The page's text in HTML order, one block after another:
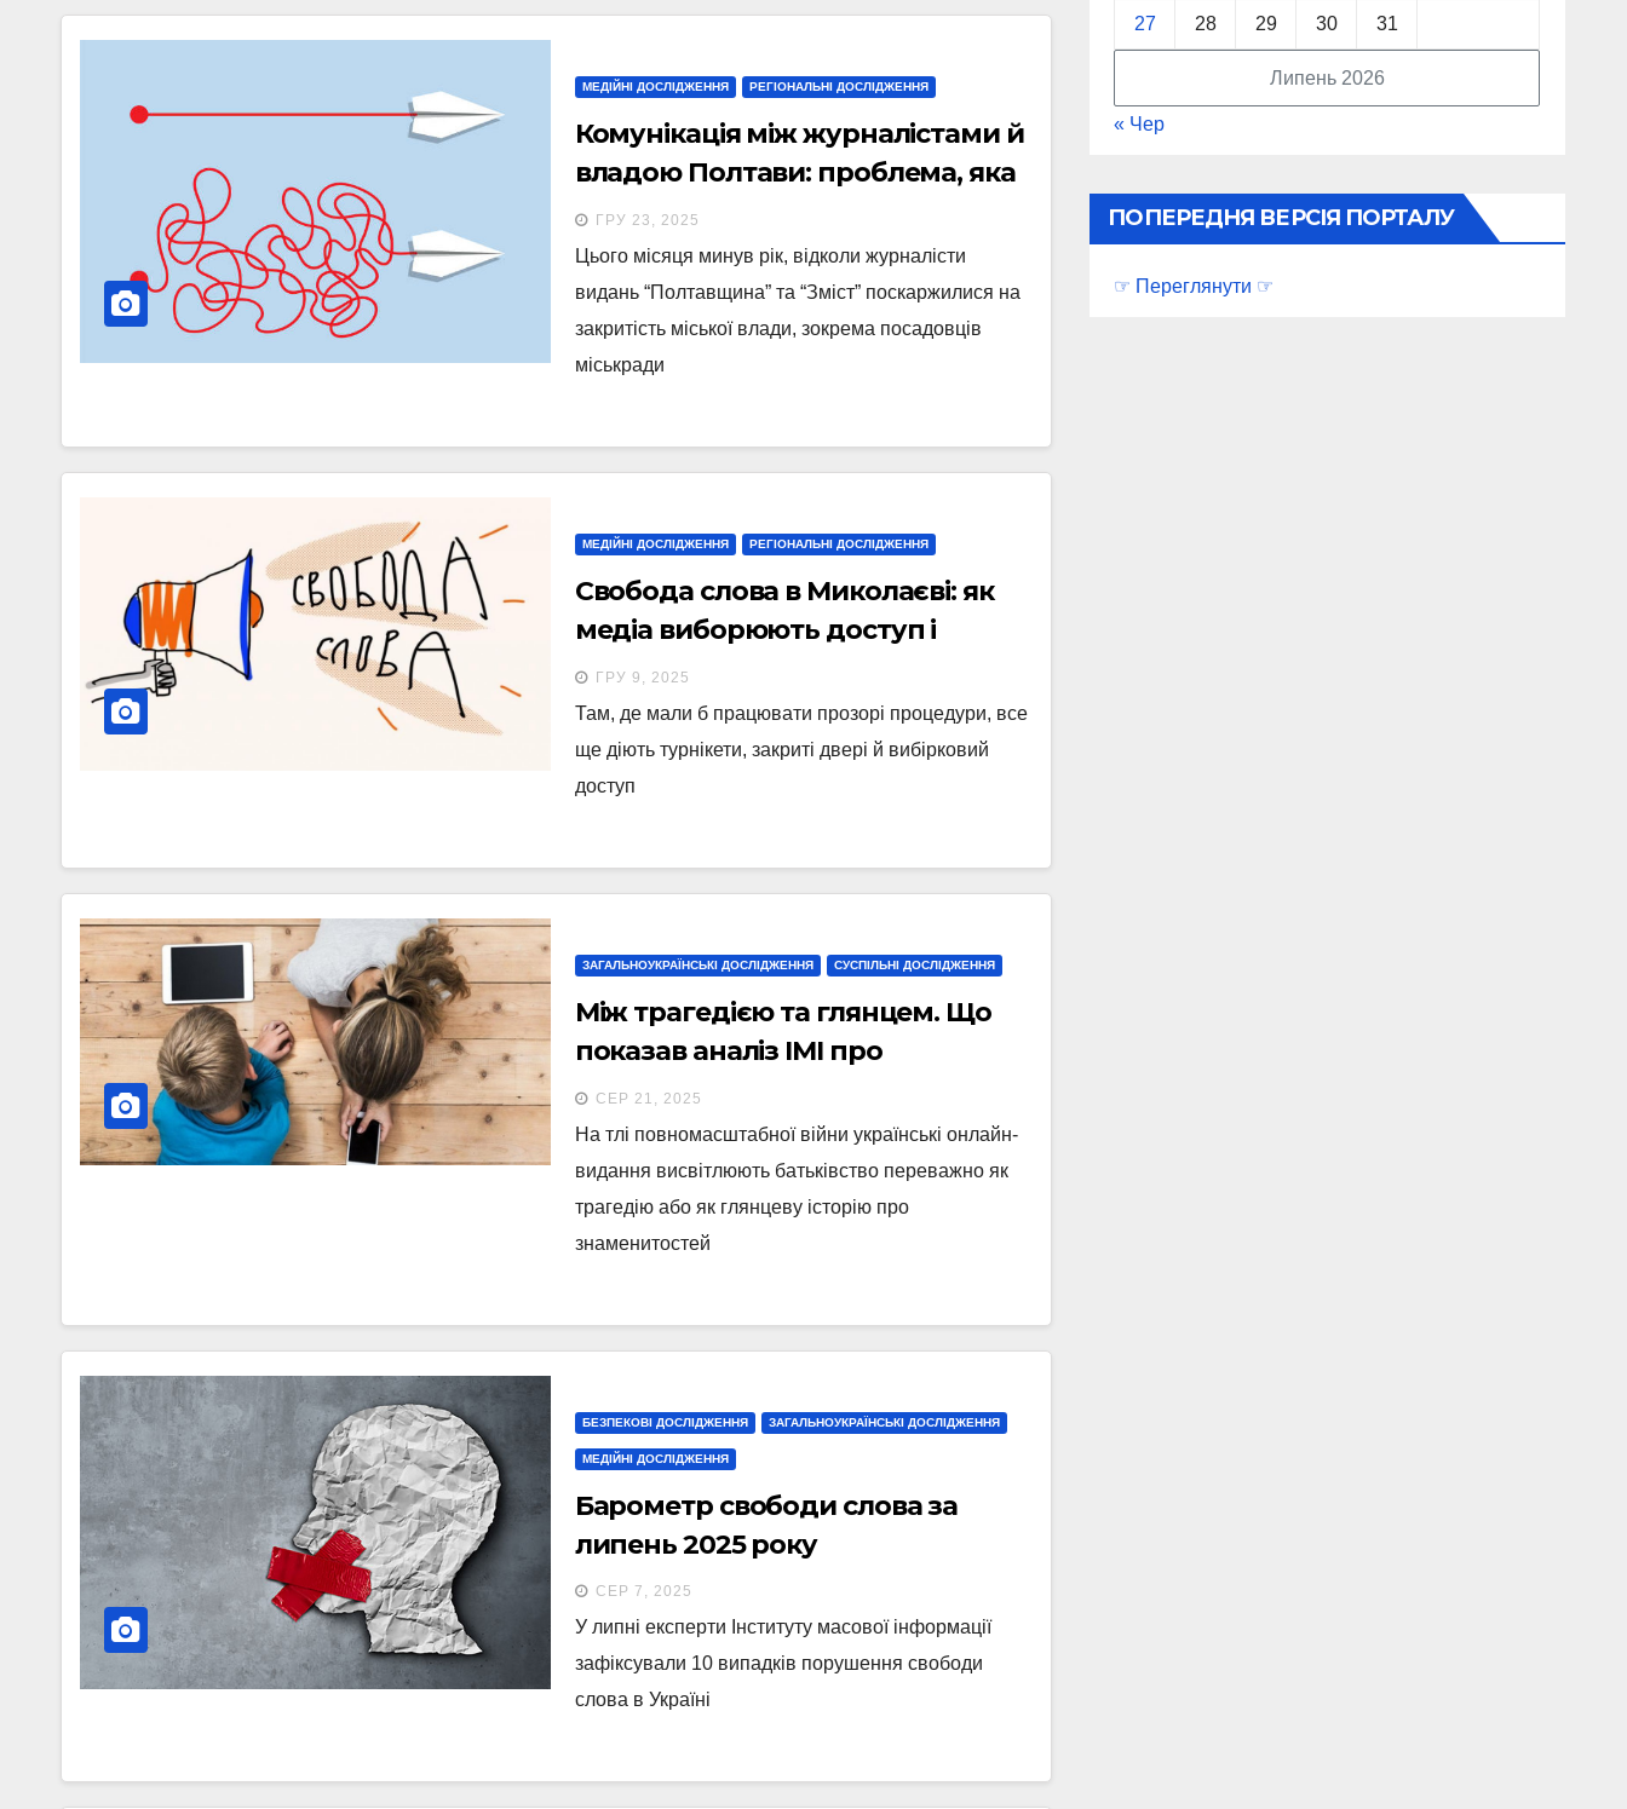
МЕДІЙНІ ДОСЛІДЖЕННЯ РЕГІОНАЛЬНІ ДОСЛІДЖЕННЯ
Комунікація між журналістами й
владою Полтави: проблема, яка
не розв’язується
ГРУ 23, 2025
Цього місяця минув рік, відколи журналісти
видань “Полтавщина” та “Зміст” поскаржилися на
закритість міської влади, зокрема посадовців
міськради
МЕДІЙНІ ДОСЛІДЖЕННЯ РЕГІОНАЛЬНІ ДОСЛІДЖЕННЯ
Свобода слова в Миколаєві: як
медіа виборюють доступ і
змінюють рішення влади
ГРУ 9, 2025
Там, де мали б працювати прозорі процедури, все
ще діють турнікети, закриті двері й вибірковий
доступ
ЗАГАЛЬНОУКРАЇНСЬКІ ДОСЛІДЖЕННЯ СУСПІЛЬНІ ДОСЛІДЖЕННЯ
Між трагедією та глянцем. Що
показав аналіз ІМІ про
висвітлення батьківства в
українських медіа
СЕР 21, 2025
На тлі повномасштабної війни українські онлайн-
видання висвітлюють батьківство переважно як
трагедію або як глянцеву історію про
знаменитостей
БЕЗПЕКОВІ ДОСЛІДЖЕННЯ ЗАГАЛЬНОУКРАЇНСЬКІ ДОСЛІДЖЕННЯ
МЕДІЙНІ ДОСЛІДЖЕННЯ
Барометр свободи слова за
липень 2025 року
СЕР 7, 2025
У липні експерти Інституту масової інформації
зафіксували 10 випадків порушення свободи
слова в Україні
Липень 2026
27 28 29 30 31
« Чер
ПОПЕРЕДНЯ ВЕРСІЯ ПОРТАЛУ
☞ Переглянути ☞